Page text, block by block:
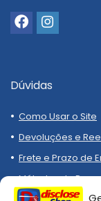
Dúvidas
Como Usar o Site
Devoluções e
Frete e Prazo de
Métodos de